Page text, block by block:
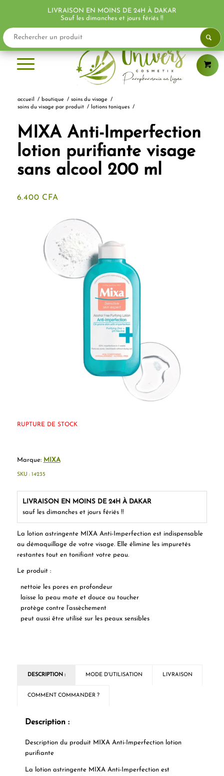
accueil / boutique / soins du visage
/
soins du visage par produit / lotions toniques /
MIXA Anti-Imperfection
lotion purifiante visage
sans alcool 200 ml
6.400 CFA
La lotion astringente MIXA Anti-Imperfection est indispensable
au démaquillage de votre visage. Elle élimine les impuretés
restantes tout en tonifiant votre peau.
Le produit :
nettoie les pores en profondeur
laisse la peau mate et douce au toucher
protège contre l’assèchement
peut aussi être utilisé sur les peaux sensibles
RUPTURE DE STOCK
Marque: MIXA
LIVRAISON EN MOINS DE 24H À DAKAR
sauf les dimanches et jours fériés !!
SKU : 14235
DESCRIPTION : MODE D'UTILISATION LIVRAISON
COMMENT COMMANDER ?
Description :
Description du produit MIXA Anti-Imperfection lotion
purifiante
La lotion astringente MIXA Anti-Imperfection est
LIVRAISON EN MOINS DE 24H À DAKAR
Sauf les dimanches et jours fériés !!